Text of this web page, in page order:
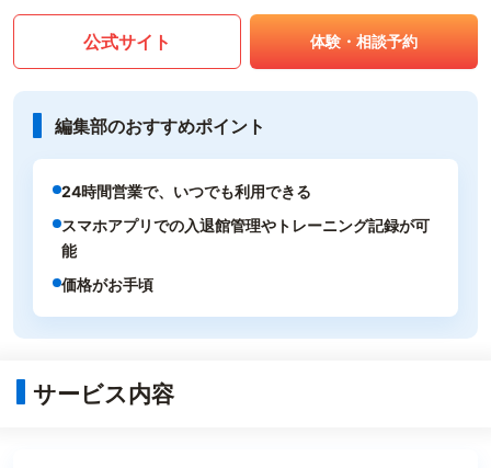
公式サイト 体験・相談予約
編集部のおすすめポイント
24時間営業で、いつでも利用できる
スマホアプリでの入退館管理やトレーニング記録が可
能
価格がお手頃
サービス内容